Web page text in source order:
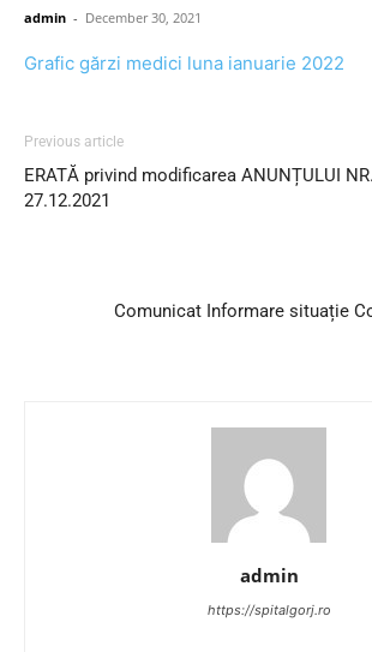
admin - December 30, 2021
Grafic gărzi medici luna ianuarie 2022
Previous article
ERATĂ privind modificarea ANUNȚULUI
27.12.2021
Comunicat Informare situație
admin
https://spitalgorj.ro